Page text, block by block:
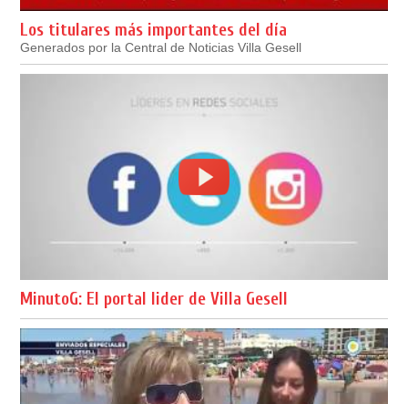
Los titulares más importantes del día
Generados por la Central de Noticias Villa Gesell
MinutoG: El portal lider de Villa Gesell